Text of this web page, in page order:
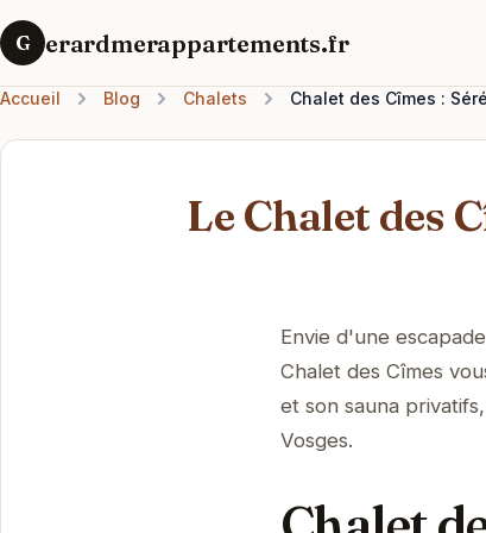
G erardmerappartements.fr
Accueil Blog Chalets Chalet des Cîmes :
Le Chalet des
Envie d'une
Chalet des Cîmes
et son sauna
Vosges.